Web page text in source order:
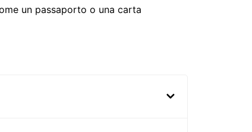
un passaporto o una carta